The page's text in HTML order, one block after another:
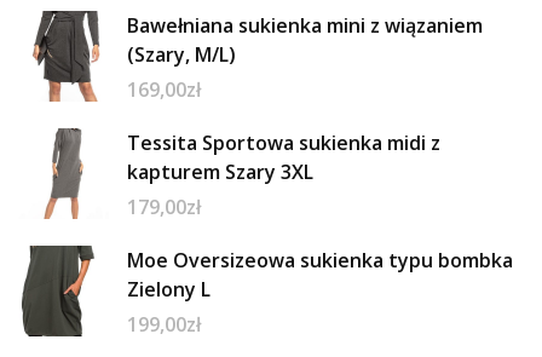
Bawełniana sukienka mini z wiązaniem
(Szary, M/L)
169,00zł
Tessita Sportowa sukienka midi z
kapturem Szary 3XL
179,00zł
Moe Oversizeowa sukienka typu bombka
Zielony L
199,00zł